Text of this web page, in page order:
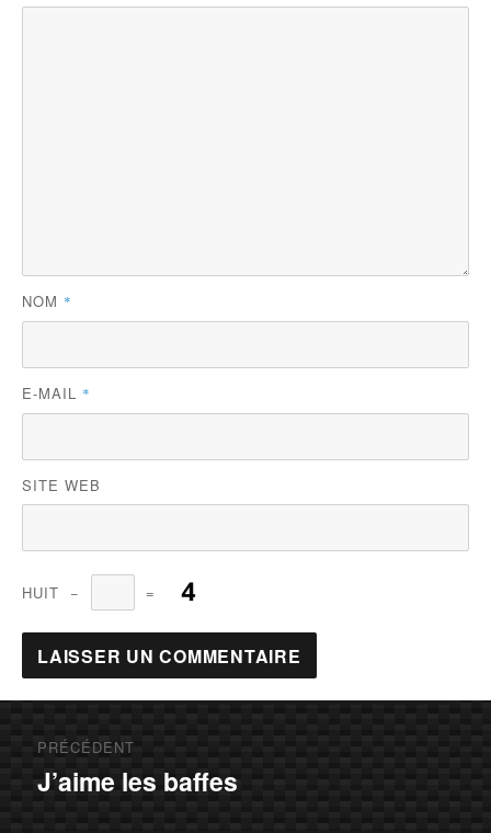
NOM *
E-MAIL *
SITE WEB
HUIT − =
de
PRÉCÉDENT
Article
J’aime les baffes